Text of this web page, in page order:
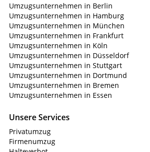
Umzugsunternehmen in Berlin
Umzugsunternehmen in Hamburg
Umzugsunternehmen in München
Umzugsunternehmen in Frankfurt
Umzugsunternehmen in Köln
Umzugsunternehmen in Düsseldorf
Umzugsunternehmen in Stuttgart
Umzugsunternehmen in Dortmund
Umzugsunternehmen in Bremen
Umzugsunternehmen in Essen
Unsere Services
Privatumzug
Firmenumzug